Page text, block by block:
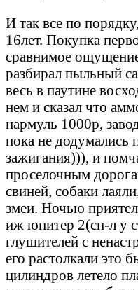
И так все по
16лет. Покупка
сравнимое
разбирал пыльный
весь в паутине
нем и сказал что
нармуль 1000р,
пока не додумались
зажигания))), и
проселочным
свиней, собаки
змеи. Ночью
иж юпитер 2(сп-л у
глушителей с
его растолкали это
цилиндров летело